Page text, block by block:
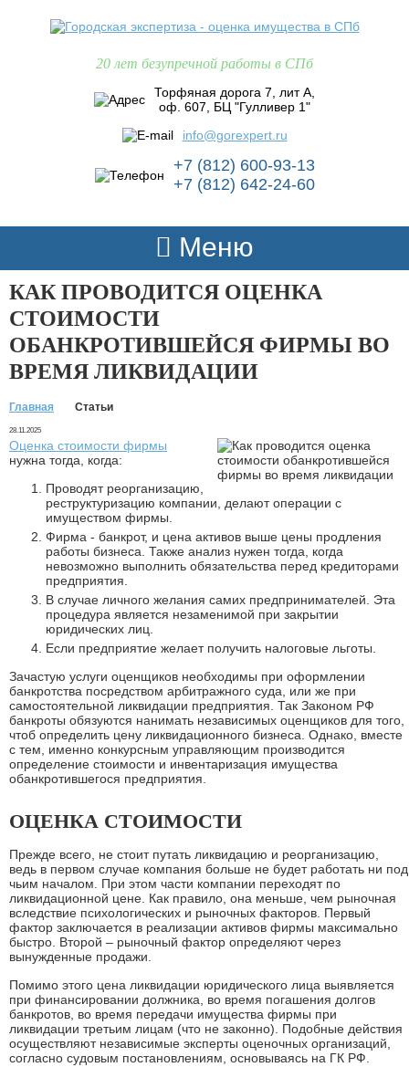
20 лет безупречной работы в СПб
Торфяная дорога 7, лит А,
оф. 607, БЦ "Гулливер 1"
info@gorexpert.ru
+7 (812) 600-93-13
+7 (812) 642-24-60
Меню
КАК ПРОВОДИТСЯ ОЦЕНКА
СТОИМОСТИ
ОБАНКРОТИВШЕЙСЯ ФИРМЫ ВО
ВРЕМЯ ЛИКВИДАЦИИ
Главная Статьи
28.11.2025
Оценка стоимости фирмы
нужна тогда, когда:
Проводят реорганизацию,
реструктуризацию компании, делают операции с
имуществом фирмы.
Фирма - банкрот, и цена активов выше цены продления
работы бизнеса. Также анализ нужен тогда, когда
невозможно выполнить обязательства перед кредиторами
предприятия.
В случае личного желания самих предпринимателей. Эта
процедура является незаменимой при закрытии
юридических лиц.
Если предприятие желает получить налоговые льготы.
Зачастую услуги оценщиков необходимы при оформлении
банкротства посредством арбитражного суда, или же при
самостоятельной ликвидации предприятия. Так Законом РФ
банкроты обязуются нанимать независимых оценщиков для того,
чтоб определить цену ликвидационного бизнеса. Однако, вместе
с тем, именно конкурсным управляющим производится
определение стоимости и инвентаризация имущества
обанкротившегося предприятия.
ОЦЕНКА СТОИМОСТИ
Прежде всего, не стоит путать ликвидацию и реорганизацию,
ведь в первом случае компания больше не будет работать ни под
чьим началом. При этом части компании переходят по
ликвидационной цене. Как правило, она меньше, чем рыночная
вследствие психологических и рыночных факторов. Первый
фактор заключается в реализации активов фирмы максимально
быстро. Второй – рыночный фактор определяют через
вынужденные продажи.
Помимо этого цена ликвидации юридического лица выявляется
при финансировании должника, во время погашения долгов
банкротов, во время передачи имущества фирмы при
ликвидации третьим лицам (что не законно). Подобные действия
осуществляют независимые эксперты оценочных организаций,
согласно судовым постановлениям, основываясь на ГК РФ.